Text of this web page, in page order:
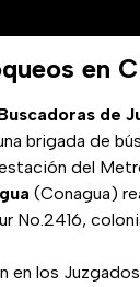
en
de
brigada de
del
(Conagua)
No.2416,
en los